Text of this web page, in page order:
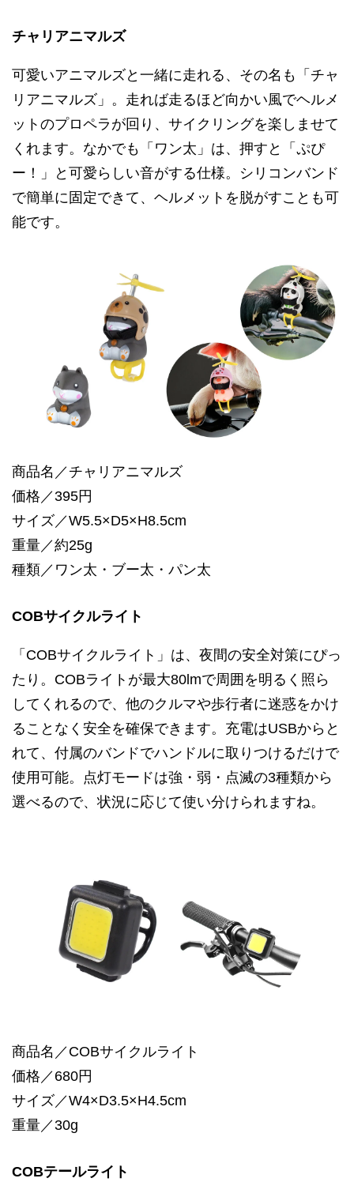
チャリアニマルズ
可愛いアニマルズと一緒に走れる、その名も「チャ
リアニマルズ」。走れば走るほど向かい風でヘルメ
ットのプロペラが回り、サイクリングを楽しませて
くれます。なかでも「ワン太」は、押すと「ぷぴ
ー！」と可愛らしい音がする仕様。シリコンバンド
で簡単に固定できて、ヘルメットを脱がすことも可
能です。
商品名／チャリアニマルズ
価格／395円
サイズ／W5.5×D5×H8.5cm
重量／約25g
種類／ワン太・ブー太・パン太
COBサイクルライト
「COBサイクルライト」は、夜間の安全対策にぴっ
たり。COBライトが最大80lmで周囲を明るく照ら
してくれるので、他のクルマや歩行者に迷惑をかけ
ることなく安全を確保できます。充電はUSBからと
れて、付属のバンドでハンドルに取りつけるだけで
使用可能。点灯モードは強・弱・点滅の3種類から
選べるので、状況に応じて使い分けられますね。
商品名／COBサイクルライト
価格／680円
サイズ／W4×D3.5×H4.5cm
重量／30g
COBテールライト